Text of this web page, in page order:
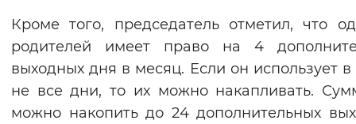
Кроме того, председатель отметил, что
родителей имеет право на 4
выходных дня в месяц. Если он использует
не все дни, то их можно накапливать.
можно накопить до 24 дополнительных